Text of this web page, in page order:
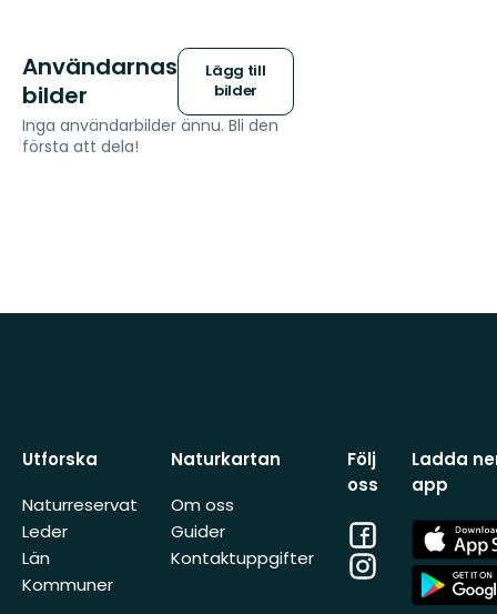
Användarnas
bilder
Lägg till
bilder
Inga användarbilder ännu. Bli den
första att dela!
Utforska
Naturreservat
Leder
Län
Kommuner
Naturkartan
Om oss
Guider
Kontaktuppgifter
Följ
oss
Facebook
Instagram
Ladda
app
App
Store
App
Store